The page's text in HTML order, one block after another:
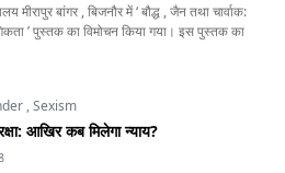
मीरापुर बांगर , बिजनौर में ‘ बौद्ध , जैन तथा चार्वाक:
’ पुस्तक का विमोचन किया गया। इस पुस्तक का
,Sexism
आखिर कब मिलेगा न्याय?